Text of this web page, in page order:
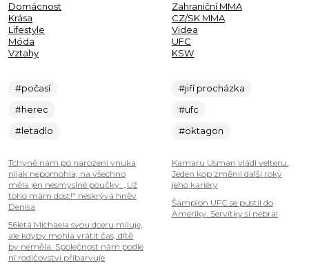
Domácnost
Krása
Lifestyle
Móda
Vztahy
#počasí
#herec
#letadlo
Tchyně nám po narození vnuka
nijak nepomohla, na všechno
měla jen nesmyslné poučky. „Už
toho mám dost!“ neskrývá hněv
Denisa
56letá Michaela svou dceru miluje,
ale kdyby mohla vrátit čas, dítě
by neměla. Společnost nám podle
ní rodičovství přibarvuje
Zahraniční MMA
CZ/SK MMA
Videa
UFC
KSW
#jiří procházka
#ufc
#oktagon
Kamaru Usman vládl velteru.
Jeden kop změnil další roky
jeho kariéry
Šampion UFC se pustil do
Ameriky. Servítky si nebral